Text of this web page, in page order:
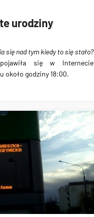
urodziny
się nad tym kiedy to się stało?
pojawiła się w Internecie
około godziny 18:00.